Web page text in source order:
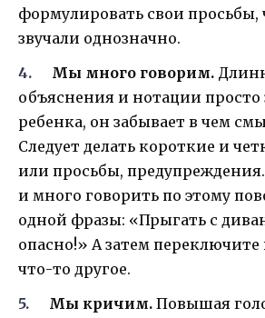
формулировать свои
звучали однозначно.
Мы много говорим.
объяснения и нотации просто
ребенка, он забывает в чем
Следует делать короткие и
или просьбы,
и много говорить по этому
одной фразы: «Прыгать с
опасно!» А затем
что-то другое.
Мы кричим. Повышая